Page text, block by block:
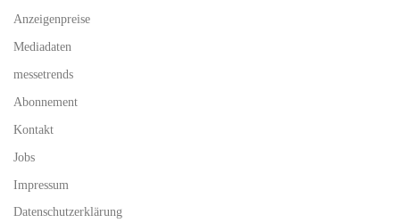
Anzeigenpreise
Mediadaten
messetrends
Abonnement
Kontakt
Jobs
Impressum
Datenschutzerklärung